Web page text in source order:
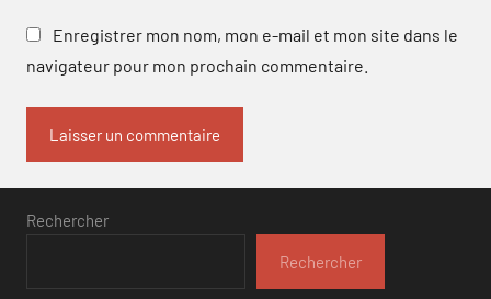
Enregistrer mon nom, mon e-mail et mon site dans le
navigateur pour mon prochain commentaire.
Rechercher
Rechercher